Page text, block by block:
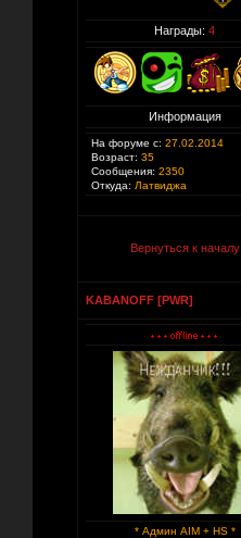
Награды: 4
Информация
На форуме с: 27.02.2014
Возраст: 35
Сообщения: 2350
Откуда: Латвиджа
Вернуться к началу
KABANOFF [PWR]
* Админ AIM + HS *